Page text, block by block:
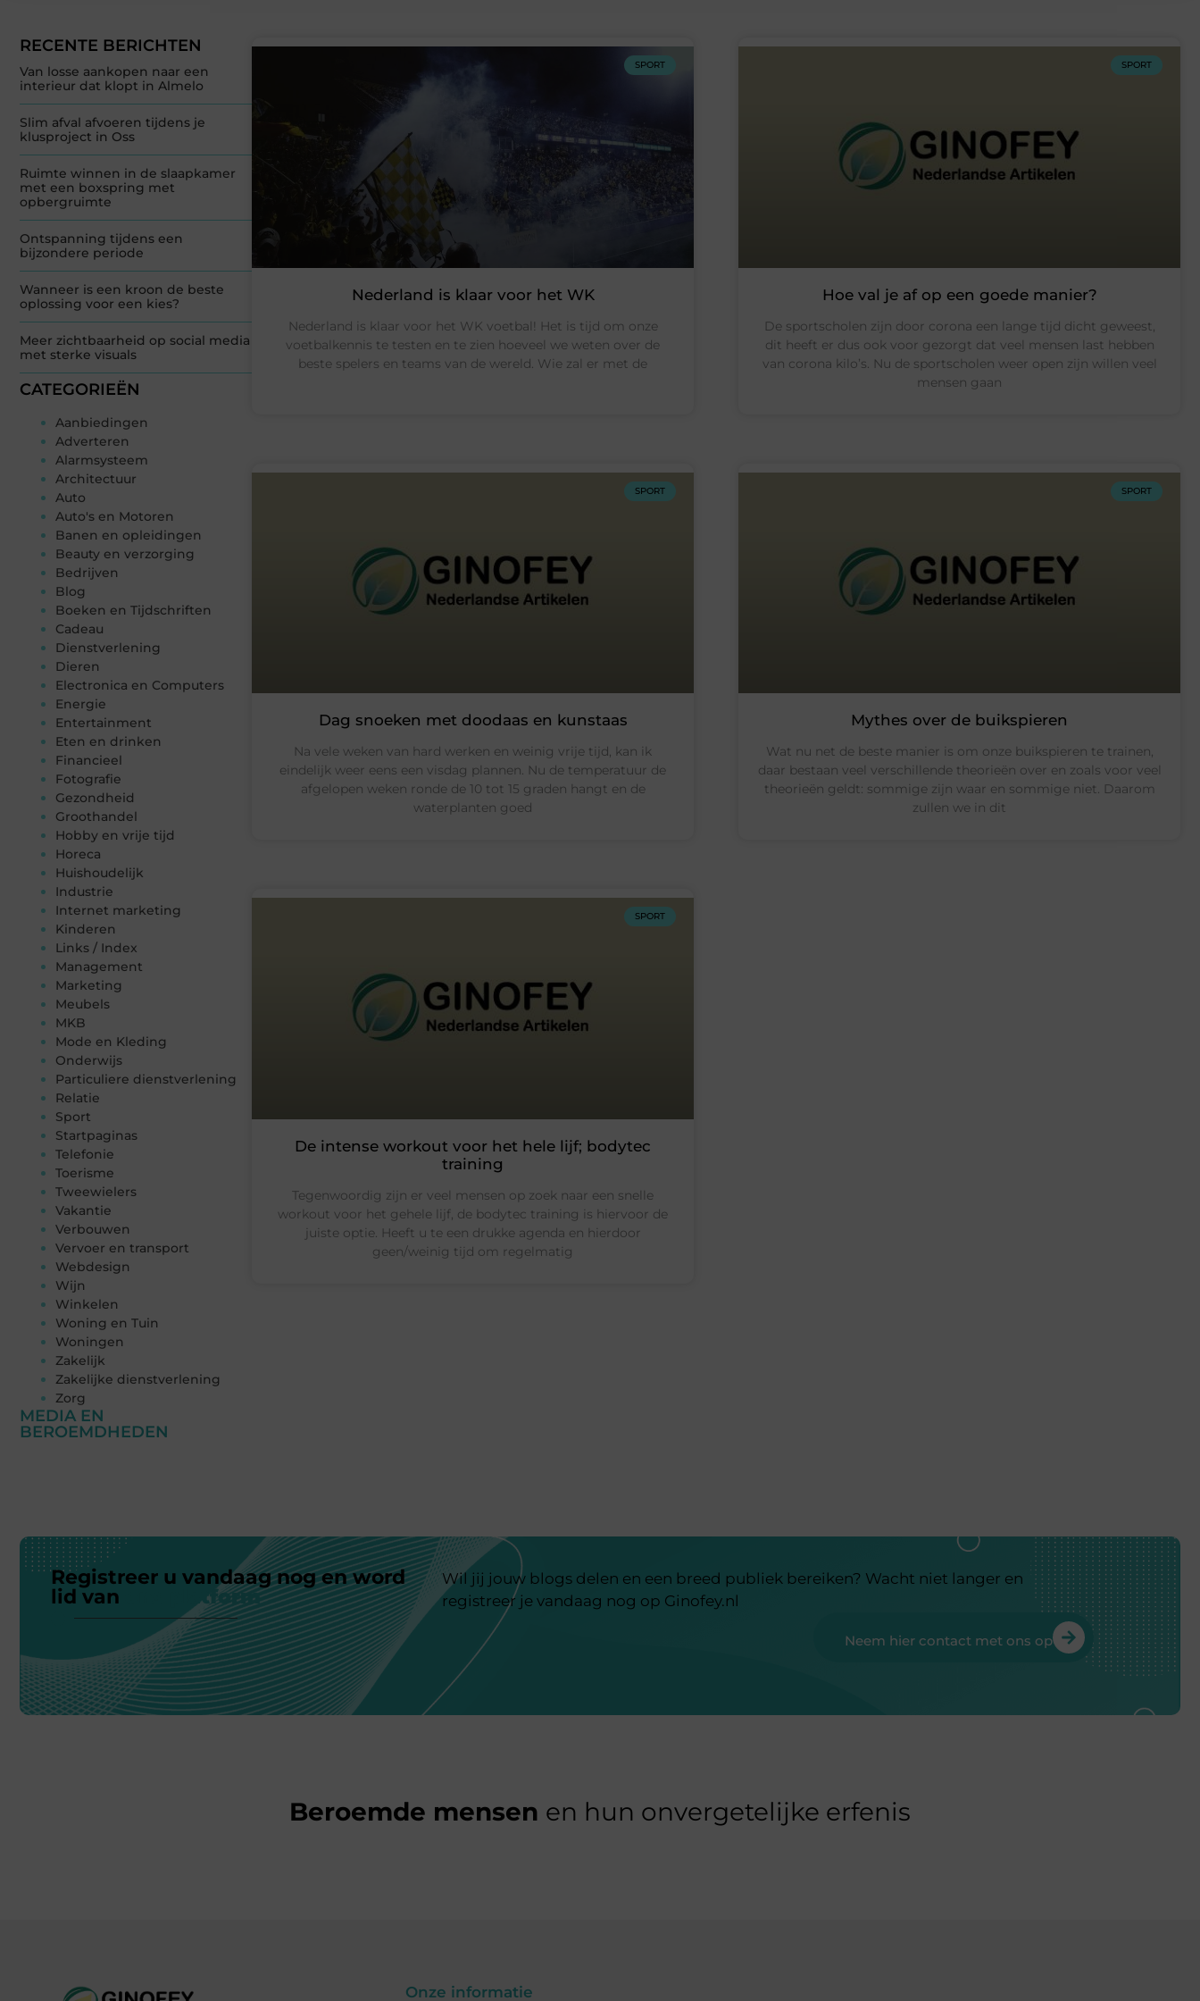
RECENTE BERICHTEN
Van losse aankopen naar een
interieur dat klopt in Almelo
Slim afval afvoeren tijdens je
klusproject in Oss
Ruimte winnen in de slaapkamer
met een boxspring met
opbergruimte
Ontspanning tijdens een
bijzondere periode
Wanneer is een kroon de beste
oplossing voor een kies?
Meer zichtbaarheid op social media
met sterke visuals
CATEGORIEËN
Aanbiedingen
Adverteren
Alarmsysteem
Architectuur
Auto
Auto's en Motoren
Banen en opleidingen
Beauty en verzorging
Bedrijven
Blog
Boeken en Tijdschriften
Cadeau
Dienstverlening
Dieren
Electronica en Computers
Energie
Entertainment
Eten en drinken
Financieel
Fotografie
Gezondheid
Groothandel
Hobby en vrije tijd
Horeca
Huishoudelijk
Industrie
Internet marketing
Kinderen
Links / Index
Management
Marketing
Meubels
MKB
Mode en Kleding
Onderwijs
Particuliere dienstverlening
Relatie
Sport
Startpaginas
Telefonie
Toerisme
Tweewielers
Vakantie
Verbouwen
Vervoer en transport
Webdesign
Wijn
Winkelen
Woning en Tuin
Woningen
Zakelijk
Zakelijke dienstverlening
Zorg
MEDIA EN
BEROEMDHEDEN
SPORT
Nederland is klaar voor het WK
Nederland is klaar voor het WK voetbal! Het is tijd om onze
voetbalkennis te testen en te zien hoeveel we weten over de
beste spelers en teams van de wereld. Wie zal er met de
SPORT
Hoe val je af op een goede manier?
De sportscholen zijn door corona een lange tijd dicht geweest,
dit heeft er dus ook voor gezorgt dat veel mensen last hebben
van corona kilo’s. Nu de sportscholen weer open zijn willen veel
mensen gaan
SPORT
Dag snoeken met doodaas en kunstaas
Na vele weken van hard werken en weinig vrije tijd, kan ik
eindelijk weer eens een visdag plannen. Nu de temperatuur de
afgelopen weken ronde de 10 tot 15 graden hangt en de
waterplanten goed
SPORT
Mythes over de buikspieren
Wat nu net de beste manier is om onze buikspieren te trainen,
daar bestaan veel verschillende theorieën over en zoals voor veel
theorieën geldt: sommige zijn waar en sommige niet. Daarom
zullen we in dit
SPORT
De intense workout voor het hele lijf; bodytec
training
Tegenwoordig zijn er veel mensen op zoek naar een snelle
workout voor het gehele lijf, de bodytec training is hiervoor de
juiste optie. Heeft u te een drukke agenda en hierdoor
geen/weinig tijd om regelmatig
Registreer u vandaag nog en word
lid van
ons platform
Wil jij jouw blogs delen en een breed publiek bereiken? Wacht niet langer en
registreer je vandaag nog op Ginofey.nl
Neem hier contact met ons op
Beroemde mensen en hun onvergetelijke erfenis
Onze informatie